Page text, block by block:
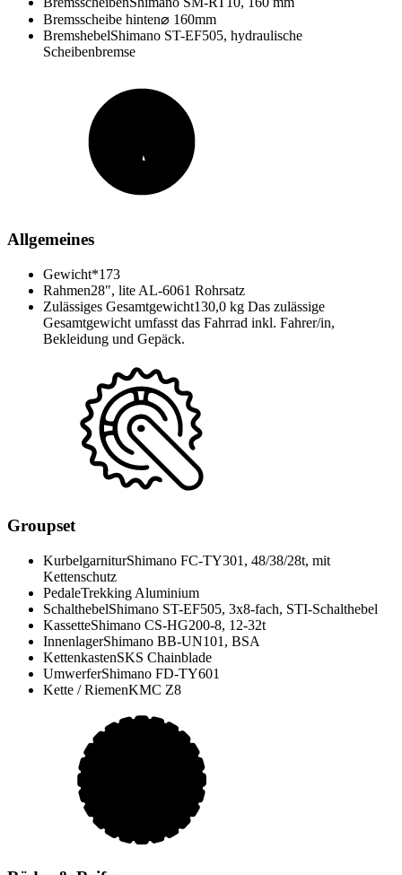
Bremsscheibe hinten⌀ 160mm
BremshebelShimano ST-EF505, hydraulische
Scheibenbremse
Allgemeines
Gewicht*173
Rahmen28″, lite AL-6061 Rohrsatz
Zulässiges Gesamtgewicht130,0 kg Das zulässige
Gesamtgewicht umfasst das Fahrrad inkl. Fahrer/in,
Bekleidung und Gepäck.
Groupset
KurbelgarniturShimano FC-TY301, 48/38/28t, mit
Kettenschutz
PedaleTrekking Aluminium
SchalthebelShimano ST-EF505, 3x8-fach, STI-Schalthebel
KassetteShimano CS-HG200-8, 12-32t
InnenlagerShimano BB-UN101, BSA
KettenkastenSKS Chainblade
UmwerferShimano FD-TY601
Kette / RiemenKMC Z8